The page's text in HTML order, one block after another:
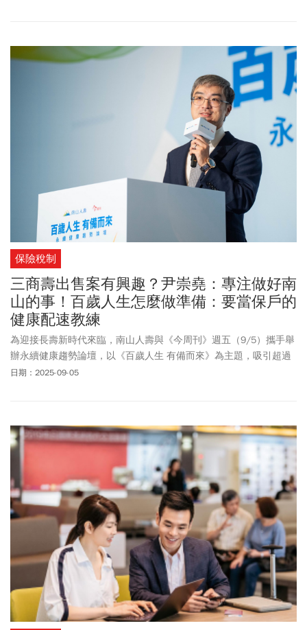
保險稅制
三商壽出售案有興趣？尹崇堯：專注做好南
山的事！百歲人生怎麼做準備：要當保戶的
健康配速教練
為迎接長壽新時代來臨，南山人壽與《今周刊》週五（9/5）攜手舉
辦永續健康趨勢論壇，以《百歲人生 有備而來》為主題，吸引超過
千人到場。南山人壽董事長尹崇堯指出，不應該用負面角度看待人
的事」。「我們沒有辦法去回應市場上的傳聞，就我們自己來講，
就是專注在我們本身，這才是最根本的事情。」
日期：2025-09-05